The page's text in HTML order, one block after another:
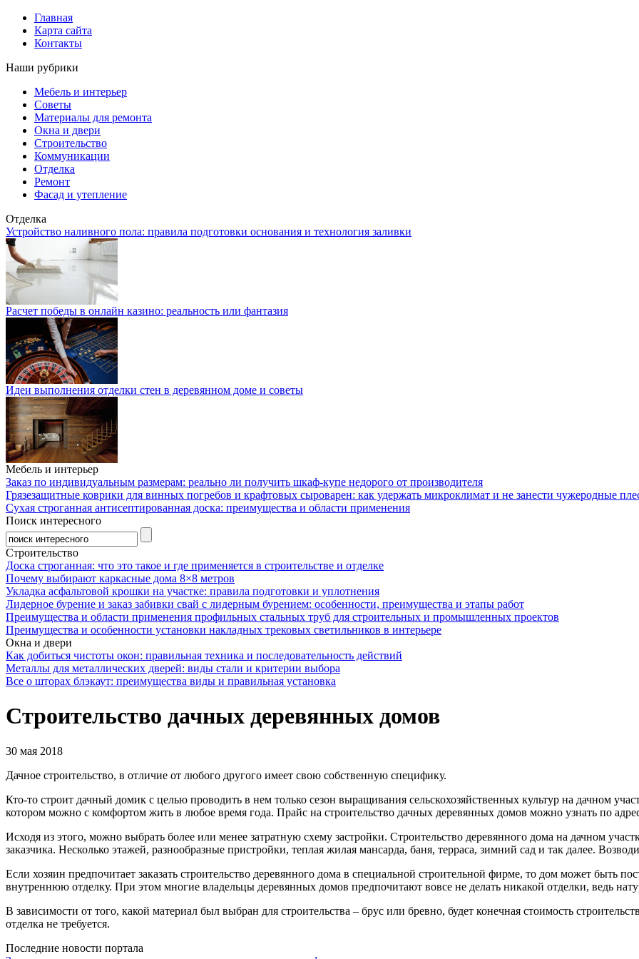
Главная
Карта сайта
Контакты
Наши рубрики
Мебель и интерьер
Советы
Материалы для ремонта
Окна и двери
Строительство
Коммуникации
Отделка
Ремонт
Фасад и утепление
Отделка
Устройство наливного пола: правила подготовки основания и технология заливки
Расчет победы в онлайн казино: реальность или фантазия
Идеи выполнения отделки стен в деревянном доме и советы
Мебель и интерьер
Заказ по индивидуальным размерам: реально ли получить шкаф-купе недорого от производителя
Грязезащитные коврики для винных погребов и крафтовых сыроварен: как удержать микроклимат и не занести чужеродные
Сухая строганная антисептированная доска: преимущества и области применения
Поиск интересного
Строительство
Доска строганная: что это такое и где применяется в строительстве и отделке
Почему выбирают каркасные дома 8×8 метров
Укладка асфальтовой крошки на участке: правила подготовки и уплотнения
Лидерное бурение и заказ забивки свай с лидерным бурением: особенности, преимущества и этапы работ
Преимущества и области применения профильных стальных труб для строительных и промышленных проектов
Преимущества и особенности установки накладных трековых светильников в интерьере
Окна и двери
Как добиться чистоты окон: правильная техника и последовательность действий
Металлы для металлических дверей: виды стали и критерии выбора
Все о шторах блэкаут: преимущества виды и правильная установка
Строительство дачных деревянных домов
30 мая 2018
Дачное строительство, в отличие от любого другого имеет свою собственную специфику.
Кто-то строит дачный домик с целью проводить в нем только сезон выращивания сельскохозяйственных культур на дачном
котором можно с комфортом жить в любое время года. Прайс на строительство дачных деревянных домов можно узнать по
Исходя из этого, можно выбрать более или менее затратную схему застройки. Строительство деревянного дома на дачном
заказчика. Несколько этажей, разнообразные пристройки, теплая жилая мансарда, баня, терраса, зимний сад и так далее.
Если хозяин предпочитает заказать строительство деревянного дома в специальной строительной фирме, то дом может быть
внутреннюю отделку. При этом многие владельцы деревянных домов предпочитают вовсе не делать никакой отделки, ведь
В зависимости от того, какой материал был выбран для строительства – брус или бревно, будет конечная стоимость
отделка не требуется.
Последние новости портала